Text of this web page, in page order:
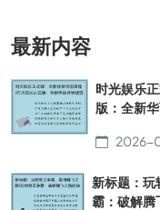
最新内容
时光娱乐
版：全新
2026-
新标题：
霸：破解腾